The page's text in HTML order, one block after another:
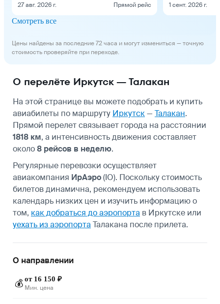
27 авг. 2026 г. Прямой рейс 1 сент. 2026 г.
Смотреть все
Цены найдены за последние 72 часа и могут измениться — точную
стоимость проверяйте при переходе.
О перелёте Иркутск — Талакан
На этой странице вы можете подобрать и купить
авиабилеты по маршруту Иркутск— Талакан.
Прямой перелет связывает города на расстоянии
1818 км, а интенсивность движения составляет
около8 рейсов в неделю.
Регулярные перевозки осуществляет
авиакомпания ИрАэро(IO). Поскольку стоимость
билетов динамична, рекомендуем использовать
календарь низких цен и изучить информацию о
том, как добраться до аэропорта в Иркутске или
уехать из аэропорта Талакана после прилета.
О направлении
💰 от 16 150 ₽
Мин. цена